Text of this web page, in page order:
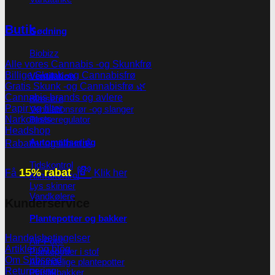
Gødning
Biobizz
Ventilation
Blæsere
Ventilationsrør -og slanger
Blæseregulator
Automatisering
Tidskontrol
Klimakontrol
Lys skinner
Vandkølere
Plantepotter og bakker
Air-Pot®
Plantepotter i stof
Almindelige plantepotter
Plastikbakker
Butik
Alle vores Cannabis -og Skunkfrø
Billige Skunk -og Cannabisfrø
Gratis Skunk -og Cannabisfrø 🌿
Cannabis brands og avlere
Papir og filter
Narkotests
Headshop
Rabatter og tilbud💰
Få 15% rabat 💸 Klik her
Kunderservice
Handelsbetingelser
Artikler og blog
Om Subseed
Returnering